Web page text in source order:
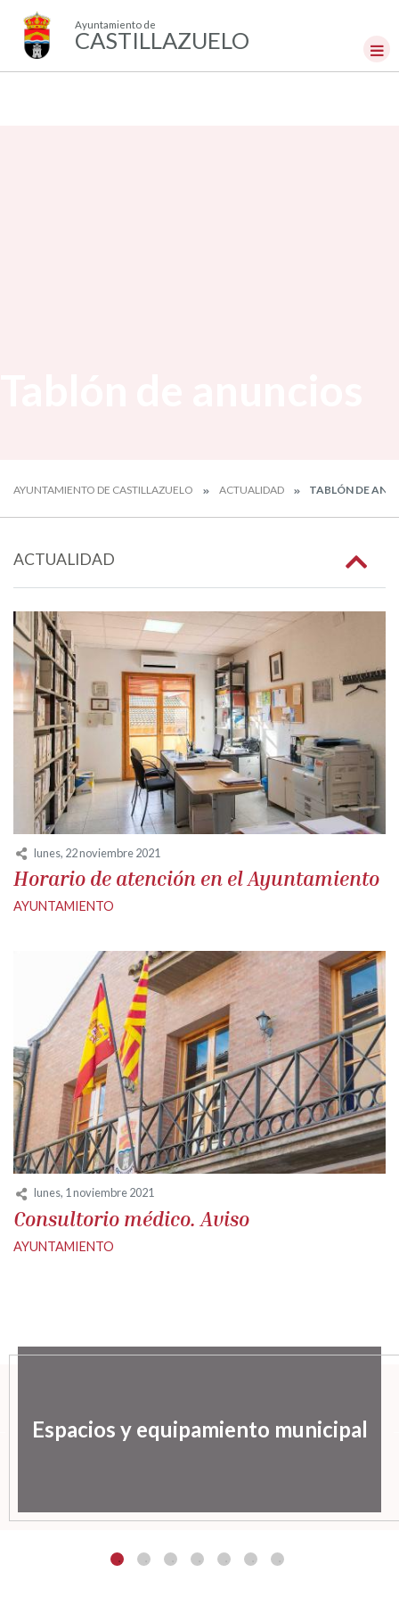
Ayuntamiento de
CASTILLAZUELO
AYUNTAMIENTO DE CASTILLAZUELO ACTUALIDAD TABLÓN DE
ACTUALIDAD
lunes, 22 noviembre 2021
Horario de atención en el Ayuntamiento
AYUNTAMIENTO
lunes, 1 noviembre 2021
Consultorio médico. Aviso
AYUNTAMIENTO
Espacios y equipamiento municipal